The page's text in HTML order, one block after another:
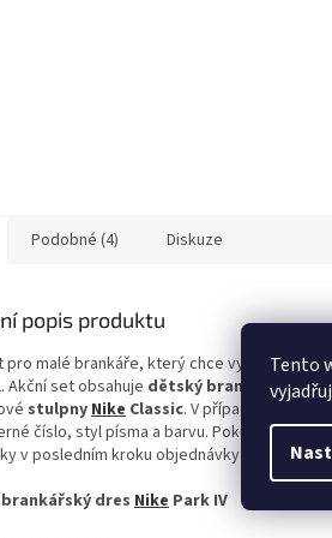
Tento
Podobné (4) Diskuze
popis produktu
pro malé brankáře, který chce vypadat
Akční set obsahuje dětský brankářský
stulpnyNike Classic. V případě zájmu o
číslo, styl písma a barvu. Pokud Vám
v posledním kroku objednávky a cena
dresNike Park IV